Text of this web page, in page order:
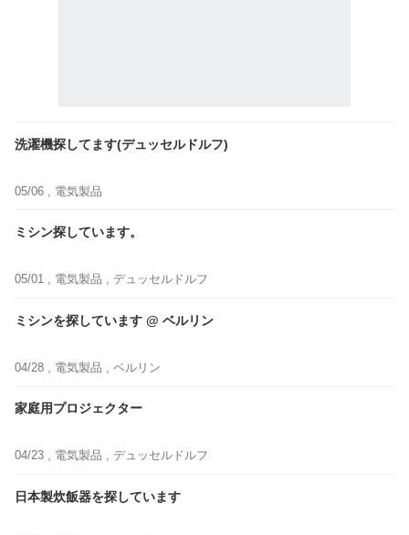
洗濯機探してます(デュッセルドルフ)
05/06 , 電気製品
ミシン探しています。
05/01 , 電気製品 , デュッセルドルフ
ミシンを探しています @ ベルリン
04/28 , 電気製品 , ベルリン
家庭用プロジェクター
04/23 , 電気製品 , デュッセルドルフ
日本製炊飯器を探しています